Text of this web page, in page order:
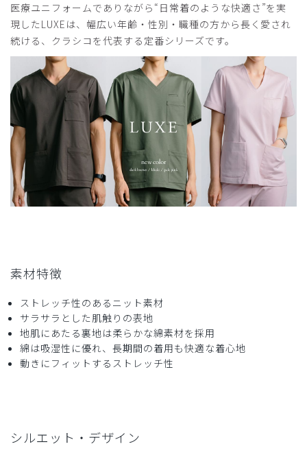
医療ユニフォームでありながら“日常着のような快適さ”を実
現したLUXEは、幅広い年齢・性別・職種の方から長く愛され
続ける、クラシコを代表する定番シリーズです。
素材特徴
ストレッチ性のあるニット素材
サラサラとした肌触りの表地
地肌にあたる裏地は柔らかな綿素材を採用
綿は吸湿性に優れ、長期間の着用も快適な着心地
動きにフィットするストレッチ性
シルエット・デザイン